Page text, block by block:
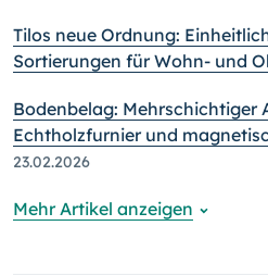
Tilos neue Ordnung:
Sortierungen für Wohn- und
Bodenbelag: Mehrschichtiger
Echtholzfurnier und
23.02.2026
Mehr Artikel anzeigen